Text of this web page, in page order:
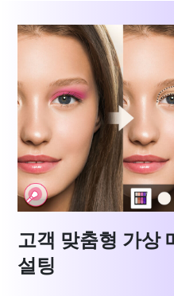
고객 맞춤형 가상
설팅